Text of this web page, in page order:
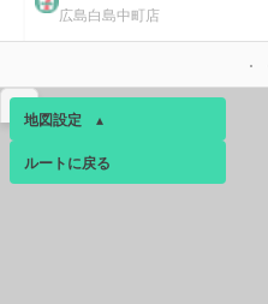
広島白島中町店
地図設定 ▴
ベース ▴
ルートに戻る